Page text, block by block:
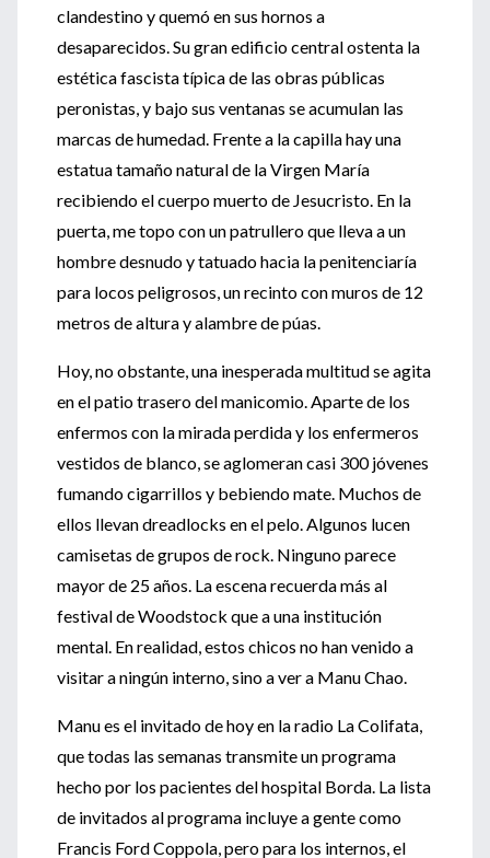
clandestino y quemó en sus hornos a
desaparecidos. Su gran edificio central ostenta la
estética fascista típica de las obras públicas
peronistas, y bajo sus ventanas se acumulan las
marcas de humedad. Frente a la capilla hay una
estatua tamaño natural de la Virgen María
recibiendo el cuerpo muerto de Jesucristo. En la
puerta, me topo con un patrullero que lleva a un
hombre desnudo y tatuado hacia la penitenciaría
para locos peligrosos, un recinto con muros de 12
metros de altura y alambre de púas.
Hoy, no obstante, una inesperada multitud se agita
en el patio trasero del manicomio. Aparte de los
enfermos con la mirada perdida y los enfermeros
vestidos de blanco, se aglomeran casi 300 jóvenes
fumando cigarrillos y bebiendo mate. Muchos de
ellos llevan dreadlocks en el pelo. Algunos lucen
camisetas de grupos de rock. Ninguno parece
mayor de 25 años. La escena recuerda más al
festival de Woodstock que a una institución
mental. En realidad, estos chicos no han venido a
visitar a ningún interno, sino a ver a Manu Chao.
Manu es el invitado de hoy en la radio La Colifata,
que todas las semanas transmite un programa
hecho por los pacientes del hospital Borda. La lista
de invitados al programa incluye a gente como
Francis Ford Coppola, pero para los internos, el